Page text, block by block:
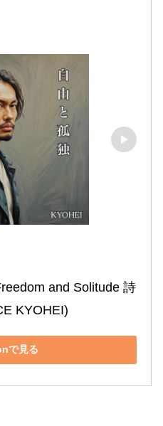
and Solitude 詩
KYOHEI)
で見る